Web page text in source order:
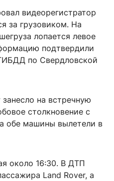
видеорегистратор
за грузовиком. На
лопается левое
подтвердили
по Свердловской
на встречную
столкновение с
обе машины вылетели в
около 16:30. В ДТП
Land Rover, а